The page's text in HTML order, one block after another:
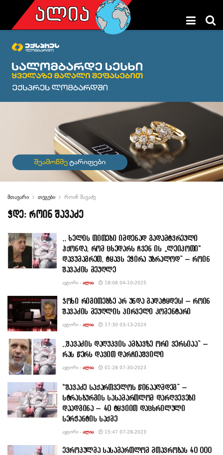
მთავარი თეგები როინ შავაძე
ჭდე: როინ შავაძე
,, ხელის თითები იმდენად გადამტვრეული
ჰქონდა, რომ ცხედარს ჩვენ ის „ლეიკოთი“
დავუმაგრეთ, ტყავს ეჭირა უბრალოდ” – როინ
შავაძის მეუღლე
ᲐᲕᲢᲝᲠᲘ - ᲐᲚᲘᲐ 18:06 04-10-2025
ჯოხი რიგითებზე არ უნდა გადატყდეს! – როინ
შავაძის მეუღლის პირველი კომენტარი
ᲐᲕᲢᲝᲠᲘ - ᲐᲚᲘᲐ 17:30 03-13-2024
,,შავაძის დაღუპვის ამბავზე ორი ვერსიაა” –
რას წერს დავით დარჩიაშვილი
ᲐᲕᲢᲝᲠᲘ - ᲐᲚᲘᲐ 01:28 07-30-2023
“შავაძე საქართველოს წინააღმდეგ” –
სტრასბურგის სასამართლომ დარღვევები
დაადგინა – 40 ტყვიით დაცხრილული
სერჟანტის საქმე
ᲐᲕᲢᲝᲠᲘ - ᲐᲚᲘᲐ 15:47 07-28-2023
ევროპულმა სასამართლომ მთავრობას 40 000